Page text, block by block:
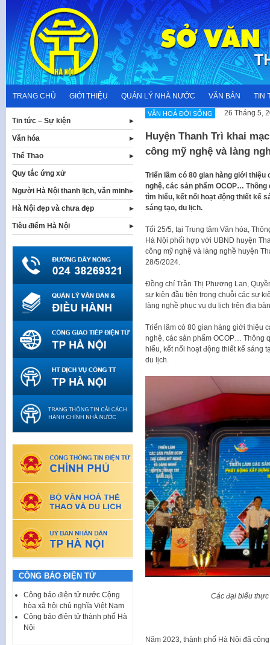
content
TRANG CHỦ GIỚI THIỆU QUẢN LÝ NHÀ NƯỚC VĂN BẢN TIN
VĂN HOÁ ĐỜI SỐNG 26 Tháng 5,
Huyện Thanh Trì khai
công mỹ nghệ và làng
Triển lãm có 80 gian hàng giới
nghệ, các sản phẩm OCOP…
tìm hiểu, kết nối hoạt động thiết kế
sáng tạo, du lịch.
Tối 25/5, tại Trung tâm Văn hóa,
Hà Nội phối hợp với UBND huyện
công mỹ nghệ và làng nghề huyện
28/5/2024.
Đồng chí Trần Thị Phương Lan,
sự kiện đầu tiên trong chuỗi các sự
làng nghề phục vụ du lịch trên địa
Triển lãm có 80 gian hàng giới thiệu
nghệ, các sản phẩm OCOP… Thông
hiểu, kết nối hoạt động thiết kế sáng
du lịch.
Các đại biểu
Năm 2023, thành phố Hà Nội đã
Tin tức – Sự kiện
Văn hóa
Thể Thao
Quy tắc ứng xử
Người Hà Nội thanh lịch, văn minh
Hà Nội đẹp và chưa đẹp
Tiêu điểm Hà Nội
CÔNG BÁO ĐIỆN TỬ
Công báo điện tử nước Cộng
hòa xã hội chủ nghĩa Việt Nam
Công báo điện tử thành phố Hà
Nội